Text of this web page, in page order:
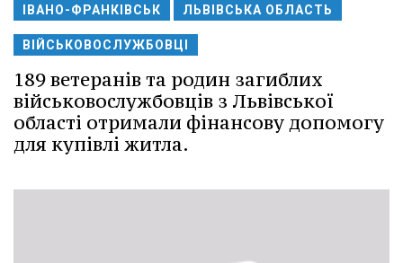
ІВАНО-ФРАНКІВСЬК ЛЬВІВСЬКА ОБЛАСТЬ
ВІЙСЬКОВОСЛУЖБОВЦІ
189 ветеранів та родин загиблих
військовослужбовців з Львівської
області отримали фінансову допомогу
для купівлі житла.